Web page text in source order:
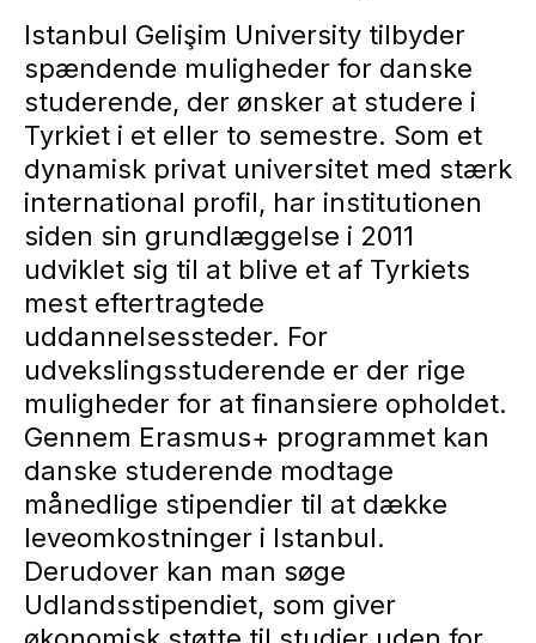
Istanbul Gelişim University tilbyder
spændende muligheder for danske
studerende, der ønsker at studere i
Tyrkiet i et eller to semestre. Som et
dynamisk privat universitet med stærk
international profil, har institutionen
siden sin grundlæggelse i 2011
udviklet sig til at blive et af Tyrkiets
mest eftertragtede
uddannelsessteder. For
udvekslingsstuderende er der rige
muligheder for at finansiere opholdet.
Gennem Erasmus+ programmet kan
danske studerende modtage
månedlige stipendier til at dække
leveomkostninger i Istanbul.
Derudover kan man søge
Udlandsstipendiet, som giver